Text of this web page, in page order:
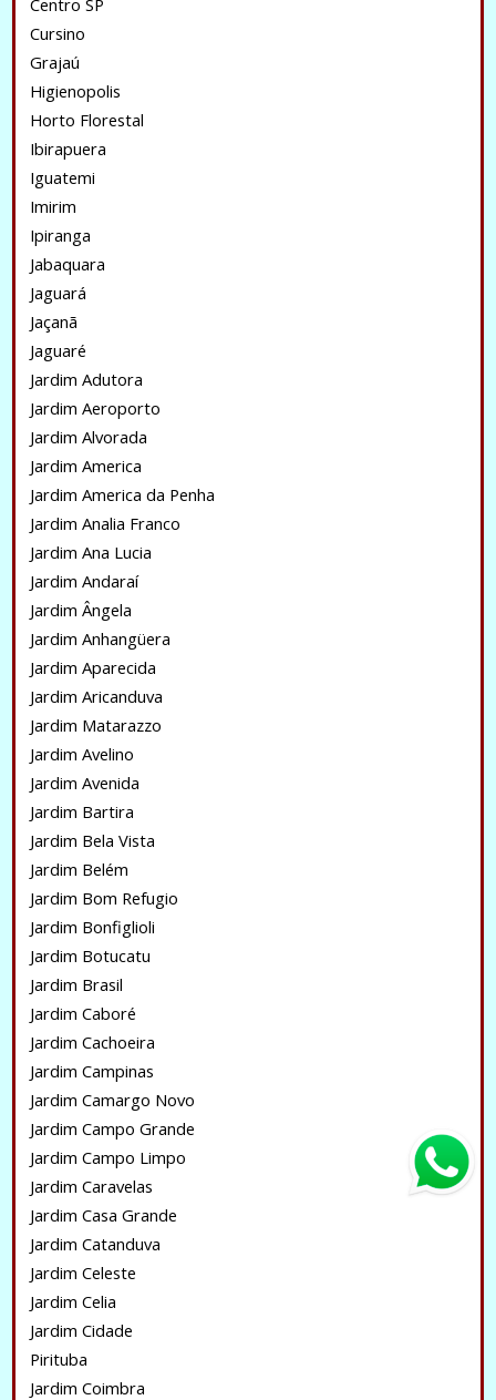
Centro SP
Cursino
Grajaú
Higienopolis
Horto Florestal
Ibirapuera
Iguatemi
Imirim
Ipiranga
Jabaquara
Jaguará
Jaçanã
Jaguaré
Jardim Adutora
Jardim Aeroporto
Jardim Alvorada
Jardim America
Jardim America da Penha
Jardim Analia Franco
Jardim Ana Lucia
Jardim Andaraí
Jardim Ângela
Jardim Anhangüera
Jardim Aparecida
Jardim Aricanduva
Jardim Matarazzo
Jardim Avelino
Jardim Avenida
Jardim Bartira
Jardim Bela Vista
Jardim Belém
Jardim Bom Refugio
Jardim Bonfiglioli
Jardim Botucatu
Jardim Brasil
Jardim Caboré
Jardim Cachoeira
Jardim Campinas
Jardim Camargo Novo
Jardim Campo Grande
Jardim Campo Limpo
Jardim Caravelas
Jardim Casa Grande
Jardim Catanduva
Jardim Celeste
Jardim Celia
Jardim Cidade
Pirituba
Jardim Coimbra